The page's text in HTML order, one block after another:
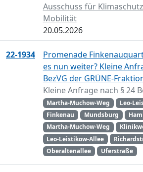
Ausschuss für
Mobilität
20.05.2026
22-1934
Promenade
es nun weiter? Kleine
BezVG der GRÜNE-
Kleine Anfrage nach § 24
Martha-Muchow-Weg
Leo-
Finkenau
Mundsburg
Martha-Muchow-Weg
Leo-Leistikow-Allee
Oberaltenallee
Uferstraße